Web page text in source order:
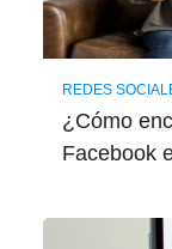
REDES
¿Cómo
Facebook